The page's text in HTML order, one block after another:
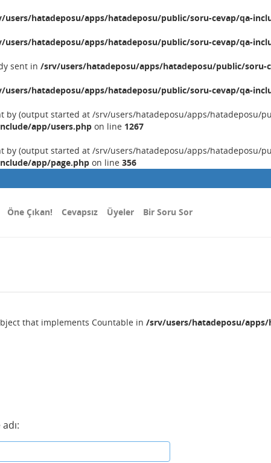
users/hatadeposu/apps/hatadeposu/public/soru-cevap/qa-
users/hatadeposu/apps/hatadeposu/public/soru-cevap/qa-
sent in /srv/users/hatadeposu/apps/hatadeposu/public/soru-
users/hatadeposu/apps/hatadeposu/public/soru-cevap/qa-
by (output started at /srv/users/hatadeposu/apps/hatadeposu/
app/users.php on line 1267
by (output started at /srv/users/hatadeposu/apps/hatadeposu/
app/page.php on line 356
Öne Çıkan! Cevapsız Üyeler Bir Soru Sor
that implements Countable in /srv/users/hatadeposu/